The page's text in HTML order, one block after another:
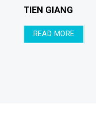
XUÂN DIỆU